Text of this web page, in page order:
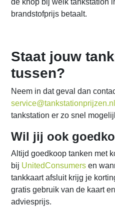
de knop bij welk tankstation
brandstofprijs betaalt.
Staat jouw
tussen?
Neem in dat geval dan
service@tankstationprijzen.nl
tankstation er zo snel
Wil jij ook
Altijd goedkoop tanken met
bij UnitedConsumers en
tankkaart afsluit krijg je
gratis gebruik van de kaart
adviesprijs.